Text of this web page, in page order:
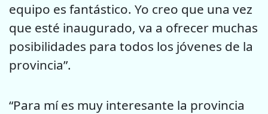
equipo es fantástico. Yo creo que una vez
que esté inaugurado, va a ofrecer muchas
posibilidades para todos los jóvenes de la
provincia”.
“Para mí es muy interesante la provincia